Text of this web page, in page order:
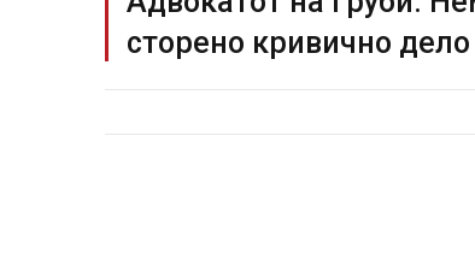
сторено кривично дело